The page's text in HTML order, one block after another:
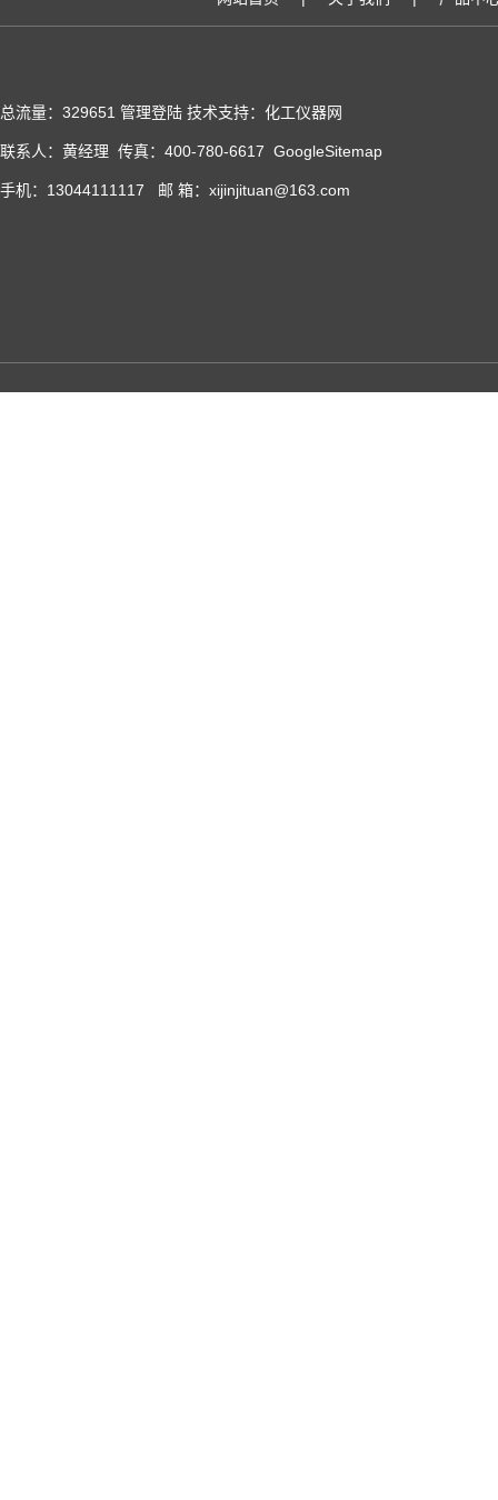
总流量：329651 管理登陆 技术支持：化工仪器网
联系人：黄经理 传真：400-780-6617 GoogleSitemap
手机：13044111117 邮 箱：xijinjituan@163.com